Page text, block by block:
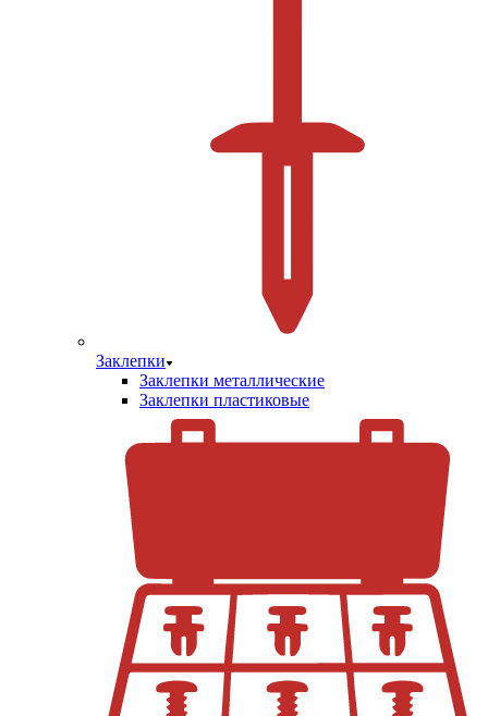
Заклепки
Заклепки металлические
Заклепки пластиковые